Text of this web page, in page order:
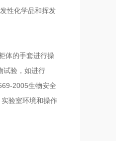
性化学品和挥发
体的手套进行操
试验，如进行
2005生物安全
验室环境和操作